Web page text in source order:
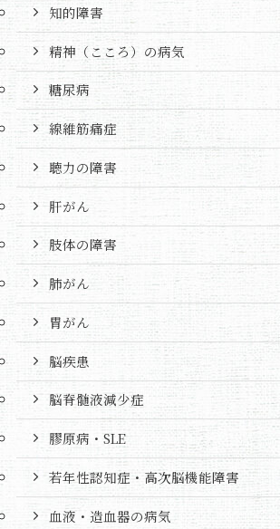
知的障害
精神（こころ）の病気
糖尿病
線維筋痛症
聴力の障害
肝がん
肢体の障害
肺がん
胃がん
脳疾患
脳脊髄液減少症
膠原病・SLE
若年性認知症・高次脳機能障害
血液・造血器の病気